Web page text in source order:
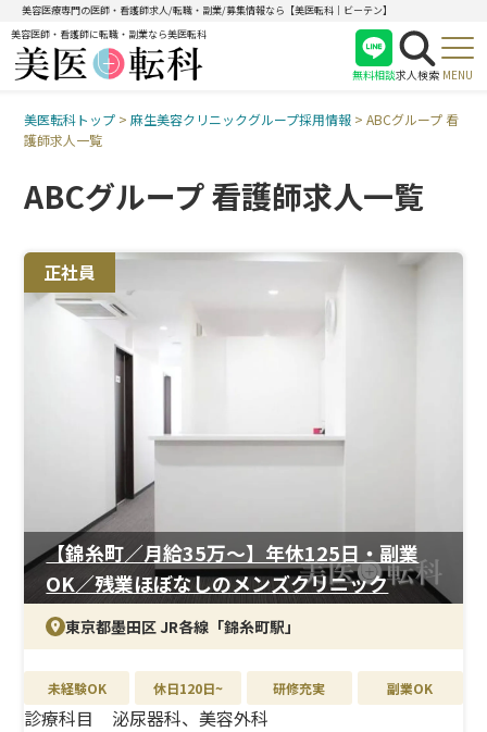
美容医療専門の医師・看護師求人/転職・副業/募集情報なら【美医転科｜ビーテン】
美容医師・看護師に転職・副業なら美医転科
無料相談
医師
求人検索 MENU
美医転科トップ >麻生美容クリニックグループ採用情報 >ABCグループ 看
護師求人一覧
ABCグループ 看護師求人一覧
正社員
【錦糸町／月給35万〜】年休125日・副業
OK／残業ほぼなしのメンズクリニック
東京都墨田区 JR各線「錦糸町駅」
未経験OK 休日120日~ 研修充実 副業OK
診療科目
泌尿器科、美容外科